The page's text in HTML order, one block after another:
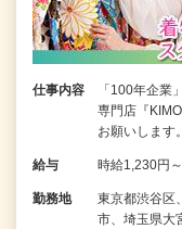
仕事内容
「100年企業
専門店『
お願いしま
給与 時給1,230円
勤務地
東京都渋谷区
市、埼玉県大